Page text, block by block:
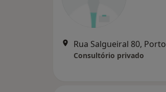
Rua Salgueiral 80, Porto
Consultório privado